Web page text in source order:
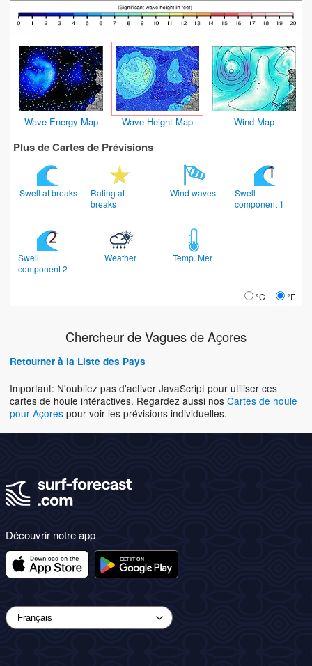
Wave Energy Map Wave Height Map Wind Map
Plus de Cartes de Prévisions
Swell at breaks
Rating at
breaks
Wind waves
Swell
component 1
Swell
component 2
Weather Temp. Mer
°C °F
Chercheur de Vagues de Açores
Retourner à la Liste des Pays
Important: N'oubliez pas d'activer JavaScript pour utiliser ces
cartes de houle intéractives. Regardez aussi nos Cartes de houle
pour Açores pour voir les prévisions individuelles.
Découvrir notre app